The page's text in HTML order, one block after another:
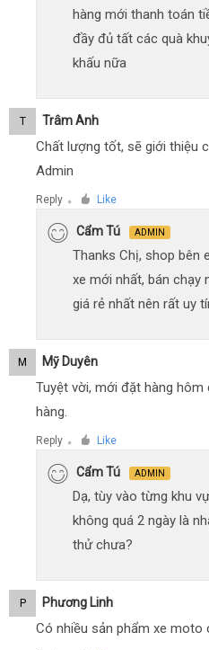
hàng mới thanh toán
đầy đủ tất các quà
khấu nữa
T Trâm Anh
Chất lượng tốt, sẽ giới thiệu
Admin
Reply ● Like
Cẩm Tú ADMIN
Thanks Chị, shop bên
xe mới nhất, bán chạy
giá rẻ nhất nên rất uy
M Mỹ Duyên
Tuyệt vời, mới đặt hàng
hàng.
Reply ● Like
Cẩm Tú ADMIN
Dạ, tùy vào từng khu
không quá 2 ngày là
thử chưa?
P Phương Linh
Có nhiều sản phẩm xe